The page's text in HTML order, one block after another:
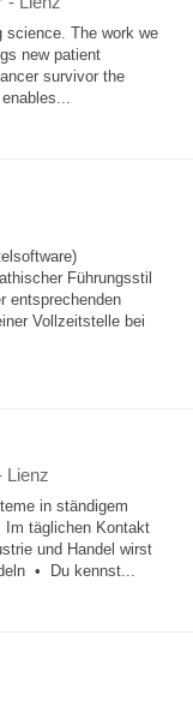
science. The work we
new patient
survivor the
Führungsstil
entsprechenden
Vollzeitstelle bei
Lienz
in ständigem
täglichen Kontakt
und Handel wirst
• Du kennst...